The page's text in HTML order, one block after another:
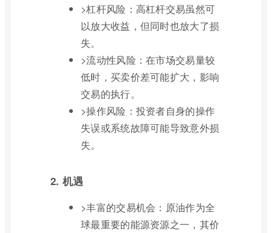
>杠杆风险：高杠杆交易虽然可
以放大收益，但同时也放大了损
失。
>流动性风险：在市场交易量较
低时，买卖价差可能扩大，影响
交易的执行。
>操作风险：投资者自身的操作
失误或系统故障可能导致意外损
失。
2. 机遇
>丰富的交易机会：原油作为全
球最重要的能源资源之一，其价